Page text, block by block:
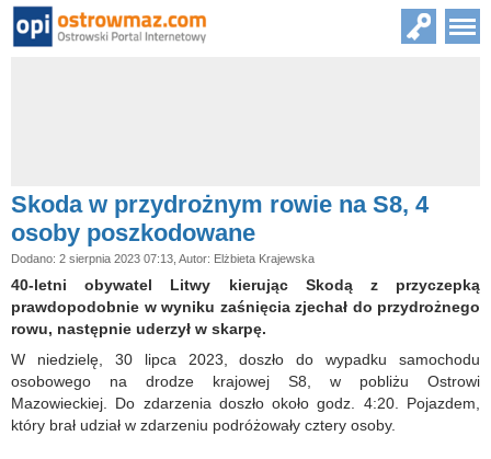
Skoda w przydrożnym rowie na S8, 4
osoby poszkodowane
Dodano: 2 sierpnia 2023 07:13, Autor: Elżbieta Krajewska
40-letni obywatel Litwy kierując Skodą z przyczepką
prawdopodobnie w wyniku zaśnięcia zjechał do przydrożnego
rowu, następnie uderzył w skarpę.
W niedzielę, 30 lipca 2023, doszło do wypadku samochodu
osobowego na drodze krajowej S8, w pobliżu Ostrowi
Mazowieckiej. Do zdarzenia doszło około godz. 4:20. Pojazdem,
który brał udział w zdarzeniu podróżowały cztery osoby.